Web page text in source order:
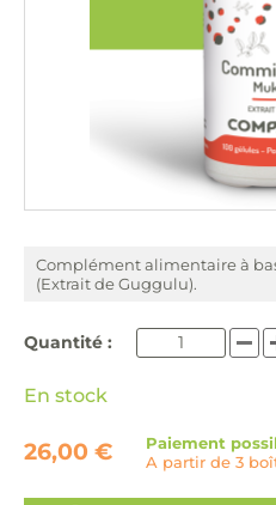
Complément alimentaire à
(Extrait de Guggulu).
Quantité :
En stock
26,00 € Paiement
A partir de 3